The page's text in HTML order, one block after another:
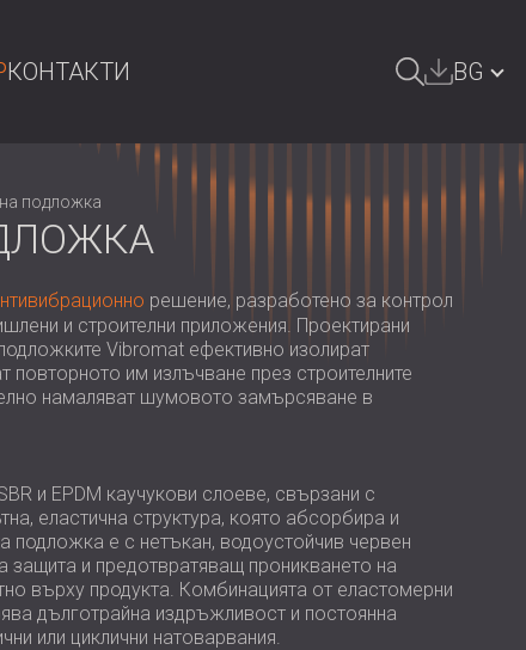
КОНТАКТИ BG
SRBIJA | RS
ROMÂNIA | RO
POLAND | PL
РОССИЯ | RU
USA | US
SOUTH AFRICA | ZA
подложка
решение, разработено за контрол
и строителни приложения. Проектирани
Vibromat ефективно изолират
повторното им излъчване през строителните
намаляват шумовото замърсяване в
и EPDM каучукови слоеве, свързани с
еластична структура, която абсорбира и
подложка е с нетъкан, водоустойчив червен
защита и предотвратяващ проникването на
върху продукта. Комбинацията от еластомерни
дълготрайна издръжливост и постоянна
или циклични натоварвания.